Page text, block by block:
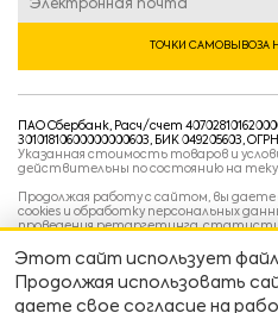
ТОЧКИ САМОВЫВОЗА
ПАО Сбербанк, Расч/счет
30101810600000000603, БИК 049205603, ОГРН
Указанная стоимость товаров и
действительны по состоянию на
Продолжая работу с сайтом, вы даете
cookies и обработку персональных
проведения ретаргетинга,
ваших предпочтений и интересов.
Политика конфиденциальности
Условия пользовательского соглашения
Условия продажи
Этот сайт использует
Продолжая использовать
даете свое согласие на